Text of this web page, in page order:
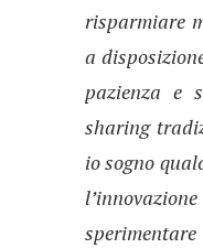
risparmiare
a
pazienza e
sharing
io sogno